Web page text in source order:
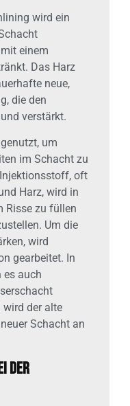
wird ein
einem
Das Harz
neue,
die den
verstärkt.
um
im Schacht zu
oft
Harz, wird in
Risse zu füllen
Um die
wird
gearbeitet. In
es auch
wird der alte
Schacht an
der